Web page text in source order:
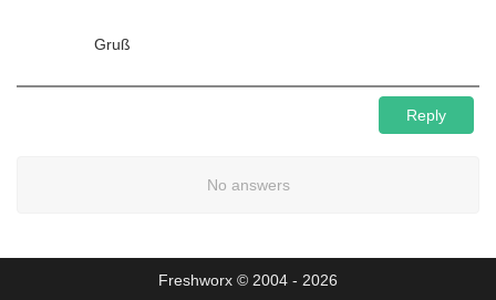
Gruß
Reply
No answers
Freshworx © 2004 - 2026